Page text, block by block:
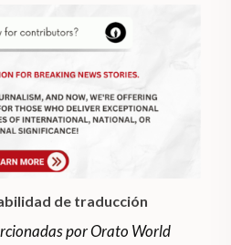
de traducción
por Orato World